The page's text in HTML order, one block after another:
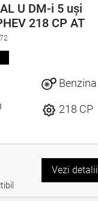
U DM-i 5 uși
218 CP AT
Benzina
218 CP
Vezi detalii